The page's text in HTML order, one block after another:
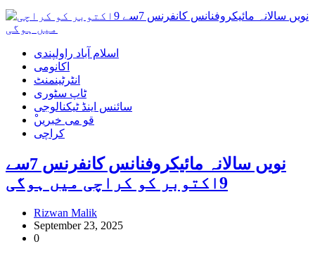
اسلام آباد راولپندی
اکانومی
انٹرٹینمنٹ
ٹاپ سٹوری
سائنس اینڈ ٹیکنالوجی
ْقو می خبریں
کراچی
نویں سالانہ مائیکروفنانس کانفرنس 7سے
9اکتوبر کو کراچی میں ہوگی
Rizwan Malik
September 23, 2025
0